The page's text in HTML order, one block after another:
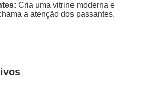
Cria uma vitrine moderna e
a atenção dos passantes.